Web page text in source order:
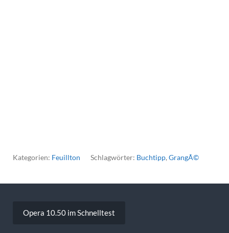
Kategorien: Feuillton Schlagwörter: Buchtipp, GrangÃ©
Opera 10.50 im Schnelltest